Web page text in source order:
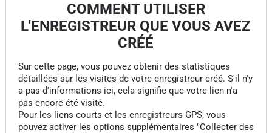
COMMENT UTILISER
L'ENREGISTREUR QUE VOUS AVEZ
CRÉÉ
Sur cette page, vous pouvez obtenir des statistiques
détaillées sur les visites de votre enregistreur créé. S'il n'y
a pas d'informations ici, cela signifie que votre lien n'a
pas encore été visité.
Pour les liens courts et les enregistreurs GPS, vous
pouvez activer les options supplémentaires "Collecter des